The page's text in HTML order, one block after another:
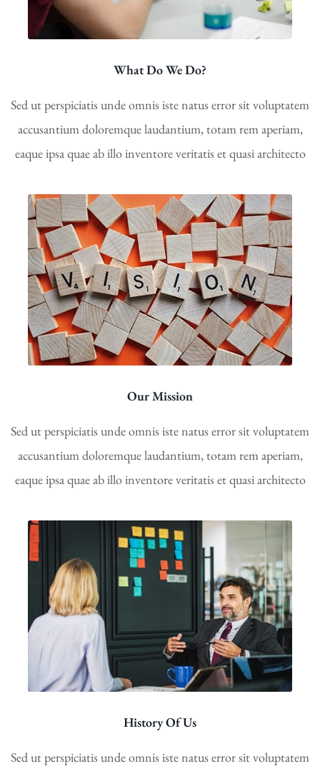
What Do We Do?
Sed ut perspiciatis unde omnis iste natus error sit voluptatem
accusantium doloremque laudantium, totam rem aperiam,
eaque ipsa quae ab illo inventore veritatis et quasi architecto
Our Mission
Sed ut perspiciatis unde omnis iste natus error sit voluptatem
accusantium doloremque laudantium, totam rem aperiam,
eaque ipsa quae ab illo inventore veritatis et quasi architecto
History Of Us
Sed ut perspiciatis unde omnis iste natus error sit voluptatem